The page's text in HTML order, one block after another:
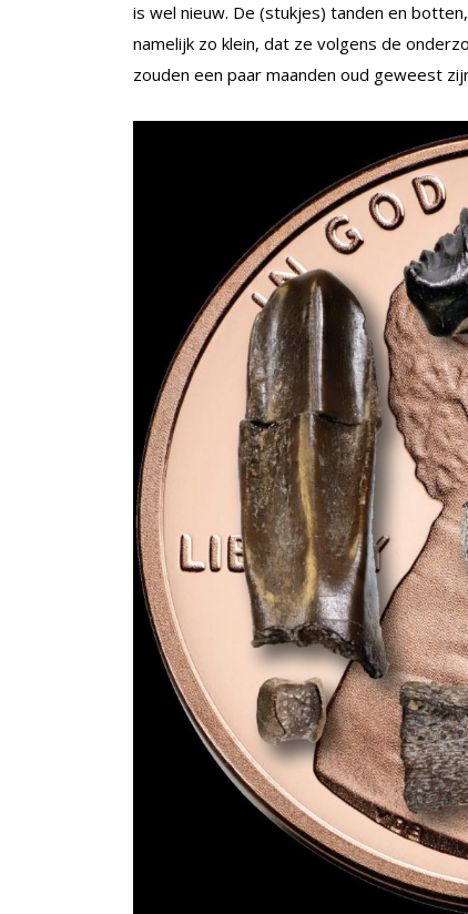
is wel nieuw. De (stukjes) tanden en
namelijk zo klein, dat ze volgens de
zouden een paar maanden oud geweest